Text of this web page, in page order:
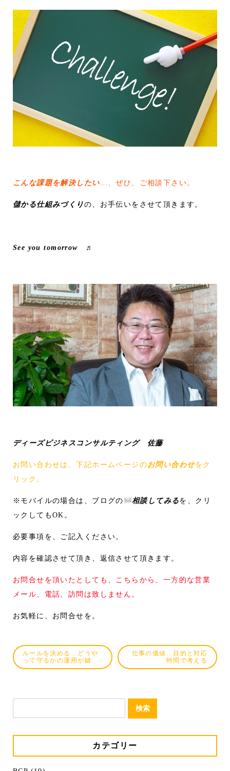
こんな課題を解決したい …、ぜひ、ご相談下さい。
儲かる仕組みづくりの、お手伝いをさせて頂きます。
See you tomorrow ♬
ディーズビジネスコンサルティング 佐藤
お問い合わせは、下記ホームページのお問い合わせをク
リック。
※モバイルの場合は、ブログの 相談してみるを、クリ
ックしてもOK。
必要事項を、ご記入ください。
内容を確認させて頂き、返信させて頂きます。
お問合せを頂いたとしても、こちらから、一方的な営業
メール、電話、訪問は致しません。
お気軽に、お問合せを。
ルールを決める…どうや
って守るかの運用が鍵
仕事の価値…目的と対応
時間で考える
カテゴリー